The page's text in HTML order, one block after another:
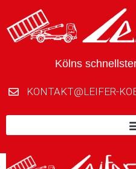
Kölns
KONTAKT@LEIFER-